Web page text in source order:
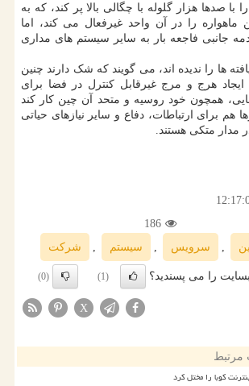
با صدها هزار گلوله با چگالی بالا پر کند، که به
ماهواره را در آن واحد غیرفعال می کند، اما
جانبی فاجعه بار به سایر سیستم های مداری
ها را ندیده اند، می گویند که شک دارند چنین
ایجاد هرج و مرج غیرقابل کنترل در فضا برای
همچون خود روسیه و متحد آن چین کار کند
هم برای ارتباطات، دفاع و سایر نیازهای حیاتی
مدار متکی هستند.
186
سرویس سیستم شركت
را می پسندید؟ (1)
(0)
X
مرتبط
کوبا را مختل کرد